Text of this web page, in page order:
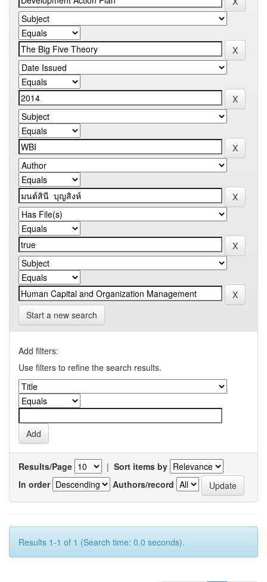
Start a new search
Add filters:
Use filters to refine the search results.
Results/Page | Sort items by
In order
Authors/record
Results 1-1 of 1 (Search time: 0.0 seconds).